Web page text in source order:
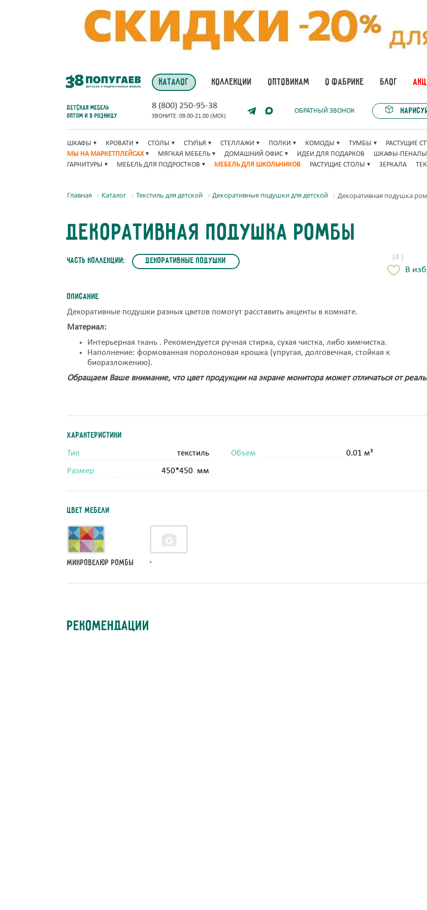
КАТАЛОГ КОЛЛЕКЦИИ ОПТОВИКАМ О ФАБРИКЕ БЛОГ
Детская мебель
оптом и в розницу
8 (800) 250-95-38
ЗВОНИТЕ: 09.00-21.00 (МСК)
ОБРАТНЫЙ ЗВОНОК
ШКАФЫ КРОВАТИ СТОЛЫ СТУЛЬЯ СТЕЛЛАЖИ ПОЛКИ КОМОДЫ ТУМБЫ РАСТУЩИЕ
МЫ НА МАРКЕТПЛЕЙСАХ
МЯГКАЯ МЕБЕЛЬ ДОМАШНИЙ ОФИС ИДЕИ ДЛЯ ПОДАРКОВ ШКАФЫ-ПЕНАЛЫ
ГАРНИТУРЫ
МЕБЕЛЬ ДЛЯ ПОДРОСТКОВ МЕБЕЛЬ ДЛЯ ШКОЛЬНИКОВ РАСТУЩИЕ СТОЛЫ ЗЕРКАЛА
Главная Каталог Текстиль для детской Декоративные подушки для детской Декоративная подушка
Декоративная подушка ромбы
часть коллекции: Декоративные подушки (4 )
В
Описание
Декоративные подушки разных цветов помогут расставить акценты в комнате.
Материал:
Интерьерная ткань . Рекомендуется ручная стирка, сухая чистка, либо химчистка.
Наполнение: формованная поролоновая крошка (упругая, долговечная, стойкая к
биоразложению).
Обращаем Ваше внимание, что цвет продукции на экране монитора может отличаться от
Характеристики
Тип текстиль
Размер 450*450 мм
Объем 0.01 м³
Цвет мебели
Микровелюр Ромбы -
Рекомендации